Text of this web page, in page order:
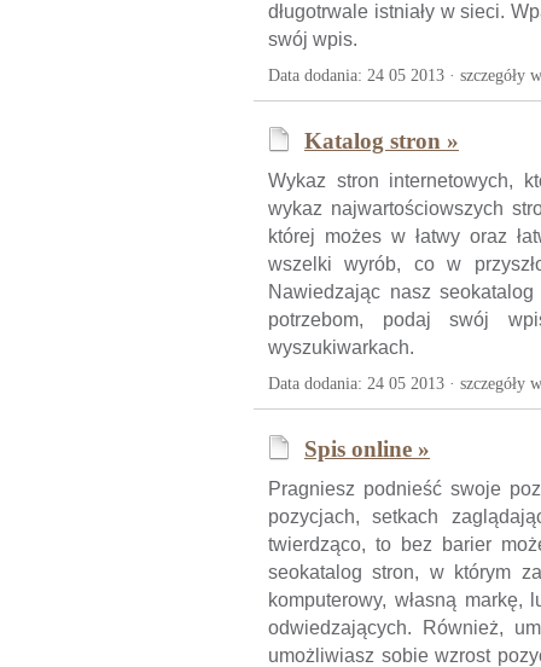
długotrwale istniały w sieci.
swój wpis.
Data dodania: 24 05 2013 · szczegóły
Katalog stron »
Wykaz stron internetowych,
wykaz najwartościowszych
której możes w łatwy oraz
wszelki wyrób, co w
Nawiedzając nasz
potrzebom, podaj swój
wyszukiwarkach.
Data dodania: 24 05 2013 · szczegóły
Spis online »
Pragniesz podnieść swoje
pozycjach, setkach
twierdząco, to bez barier
seokatalog stron, w którym
komputerowy, własną
odwiedzających. Również,
umożliwiasz sobie wzrost